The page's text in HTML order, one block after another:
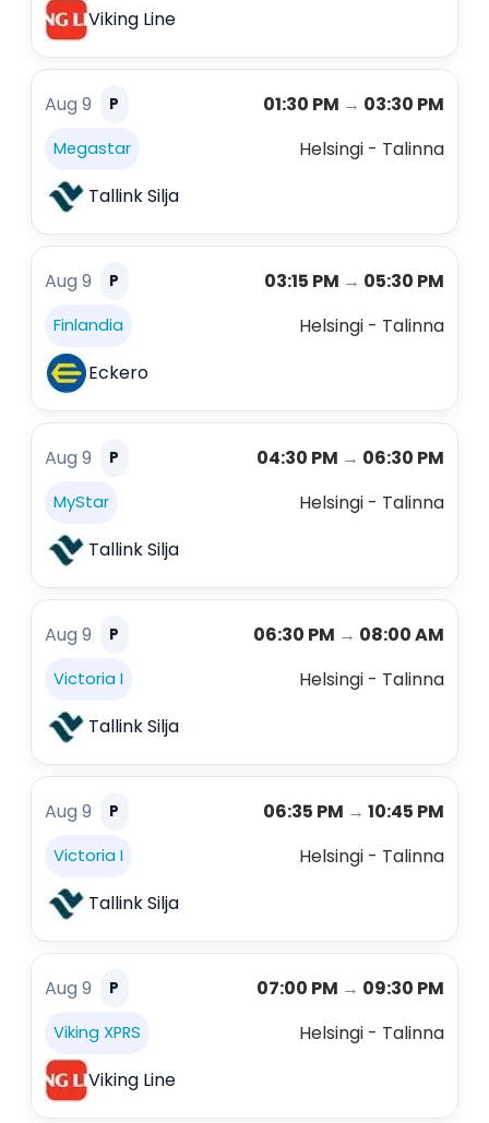
Viking Line
Aug 9 P 01:30 PM → 03:30 PM
Megastar
Helsingi - Talinna
Tallink Silja
Aug 9 P 03:15 PM → 05:30 PM
Finlandia
Helsingi - Talinna
Eckero
Aug 9 P 04:30 PM → 06:30 PM
MyStar
Helsingi - Talinna
Tallink Silja
Aug 9 P 06:30 PM → 08:00 AM
Victoria I
Helsingi - Talinna
Tallink Silja
Aug 9 P 06:35 PM → 10:45 PM
Victoria I
Helsingi - Talinna
Tallink Silja
Aug 9 P 07:00 PM → 09:30 PM
Viking XPRS
Helsingi - Talinna
Viking Line